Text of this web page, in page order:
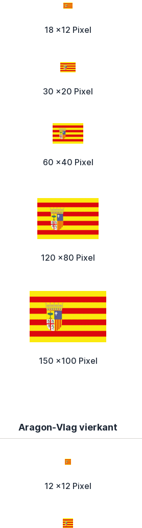
18 x12 Pixel
30 x20 Pixel
60 x40 Pixel
120 x80 Pixel
150 x100 Pixel
Aragon-Vlag vierkant
12 x12 Pixel